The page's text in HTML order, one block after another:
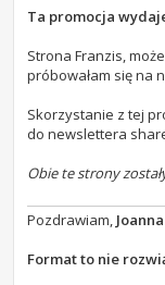
Ta promocja
Strona Franzis,
próbowałam się na
Skorzystanie z tej
do newslettera
Obie te strony
Pozdrawiam, Joanna
Format to nie